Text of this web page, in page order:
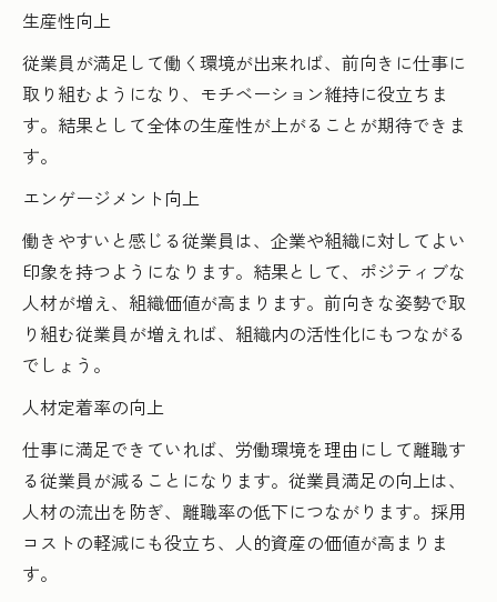
生産性向上
従業員が満足して働く環境が出来れば、前向きに仕事に
取り組むようになり、モチベーション維持に役立ちま
す。結果として全体の生産性が上がることが期待できま
す。
エンゲージメント向上
働きやすいと感じる従業員は、企業や組織に対してよい
印象を持つようになります。結果として、ポジティブな
人材が増え、組織価値が高まります。前向きな姿勢で取
り組む従業員が増えれば、組織内の活性化にもつながる
でしょう。
人材定着率の向上
仕事に満足できていれば、労働環境を理由にして離職す
る従業員が減ることになります。従業員満足の向上は、
人材の流出を防ぎ、離職率の低下につながります。採用
コストの軽減にも役立ち、人的資産の価値が高まりま
す。